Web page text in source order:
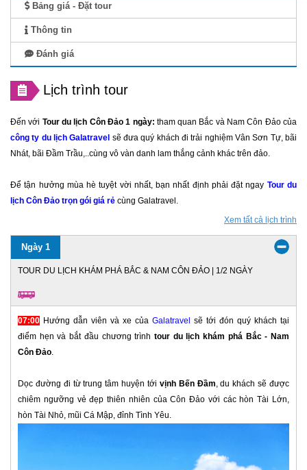
Bảng giá - Đặt tour
Thông tin
Đánh giá
Lịch trình tour
Đến với Tour du lịch Côn Đảo 1 ngày: tham quan Bắc và Nam Côn Đảo của
công ty du lịch Galatravel sẽ đưa quý khách đi trải nghiệm Vân Sơn Tự, bãi
Nhát, bãi Đầm Trầu,..cùng vô vàn danh lam thắng cảnh khác trên đảo.
Để tận hưởng mùa hè tuyệt vời nhất, bạn nhất định phải đặt ngay Tour du
lịch Côn Đảo trọn gói giá rẻ cùng Galatravel.
Xem tất cả lịch trình
Ngày 1
TOUR DU LỊCH KHÁM PHÁ BẮC & NAM CÔN ĐẢO | 1/2 NGÀY
07:00 Hướng dẫn viên và xe của Galatravel
sẽ tới đón quý khách tại
điểm hẹn và bắt đầu chương trình tour du lịch khám phá Bắc - Nam
Côn Đảo.
Dọc đường đi từ trung tâm huyện tới vịnh Bến Đầm, du khách sẽ được
chiêm ngưỡng vẻ đẹp thiên nhiên của Côn Đảo với các hòn Tài Lớn,
hòn Tài Nhỏ, mũi Cá Mập, đỉnh Tình Yêu.